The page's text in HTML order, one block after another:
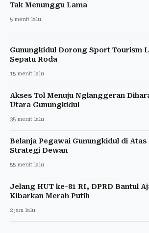
Tak Menunggu Lama
5 menit lalu
Gunungkidul Dorong Sport Tourism
Sepatu Roda
15 menit lalu
Akses Tol Menuju Nglanggeran
Utara Gunungkidul
35 menit lalu
Belanja Pegawai Gunungkidul di
Strategi Dewan
55 menit lalu
Jelang HUT ke-81 RI, DPRD Bantul
Kibarkan Merah Putih
2 jam lalu